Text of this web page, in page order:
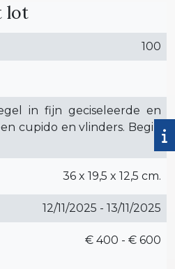
lot
100
in fijn geciseleerde en
cupido en vlinders. Begin
36 x 19,5 x 12,5 cm.
12/11/2025 - 13/11/2025
€ 400 - € 600